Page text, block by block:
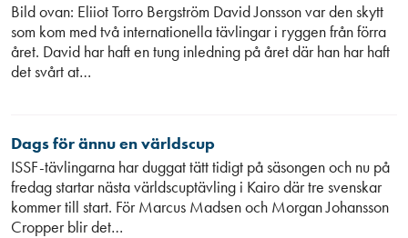
Bild ovan: Eliiot Torro Bergström David Jonsson var den skytt
som kom med två internationella tävlingar i ryggen från förra
året. David har haft en tung inledning på året där han har haft
det svårt at…
Dags för ännu en världscup
ISSF-tävlingarna har duggat tätt tidigt på säsongen och nu på
fredag startar nästa världscuptävling i Kairo där tre svenskar
kommer till start. För Marcus Madsen och Morgan Johansson
Cropper blir det…